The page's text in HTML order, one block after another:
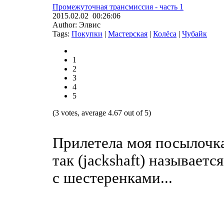
Промежуточная трансмиссия - часть 1
2015.02.02 00:26:06
Author: Элвис
Tags: Покупки | Мастерская | Колёса | Чубайк
1
2
3
4
5
(3 votes, average 4.67 out of 5)
Прилетела моя
так (jackshaft)
с шестеренками...